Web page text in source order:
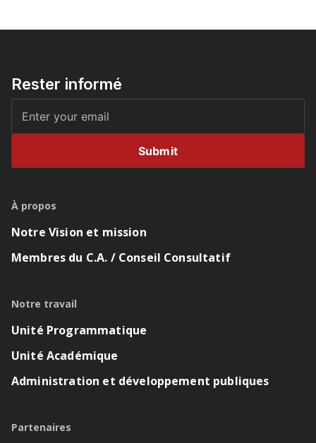
Rester informé
Submit
À propos
Notre Vision et mission
Membres du C.A. / Conseil Consultatif
Notre travail
Unité Programmatique
Unité Académique
Administration et développement publiques
Partenaires